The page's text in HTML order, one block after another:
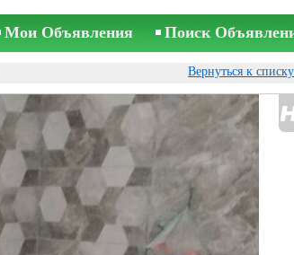
Мои Объявления Поиск
Вернуться к